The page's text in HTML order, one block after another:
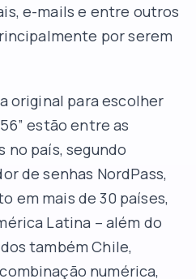
e-mails e entre outros
por serem
original para escolher
estão entre as
no país, segundo
de senhas NordPass,
em mais de 30 países,
Latina – além do
também Chile,
numérica,